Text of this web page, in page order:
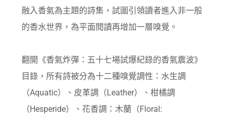
融入香氣為主題的詩集，試圖引領讀者進入非一般
的香水世界，為平面閱讀再增加一層嗅覺。
翻開《香氣炸彈：五十七場試爆紀錄的香氣震波》
目錄，所有詩被分為十二種嗅覺調性：水生調
（Aquatic）、皮革調（Leather）、柑橘調
（Hesperide）、花香調：木蘭（Floral: